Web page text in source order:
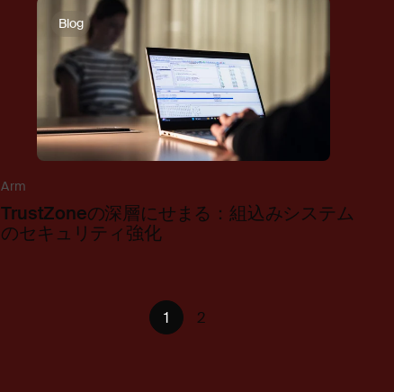
Blog
Arm
TrustZoneの深層にせまる：組込みシステム
のセキュリティ強化
1 2